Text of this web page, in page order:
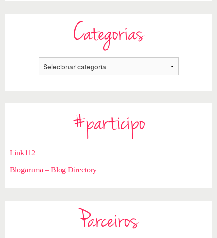
Categorias
#participo
Link112
Blogarama – Blog Directory
Parceiros